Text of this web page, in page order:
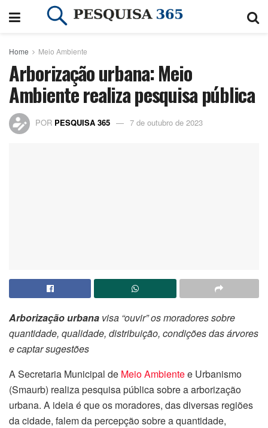
Home Meio Ambiente
Arborização urbana: Meio
Ambiente realiza pesquisa pública
POR PESQUISA 365 7 de outubro de 2023
Arborização urbana visa “ouvir” os moradores sobre
quantidade, qualidade, distribuição, condições das árvores
e captar sugestões
A Secretaria Municipal de Meio Ambientee Urbanismo
(Smaurb) realiza pesquisa pública sobre a arborização
urbana. A ideia é que os moradores, das diversas regiões
da cidade, falem da percepção sobre a quantidade,